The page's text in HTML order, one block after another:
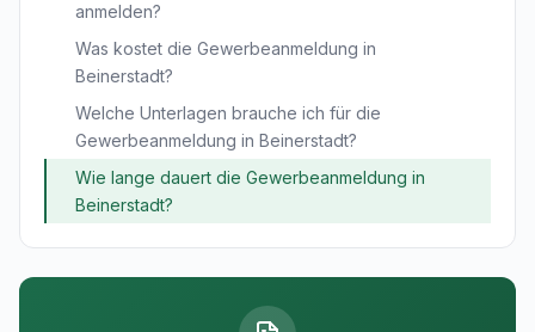
anmelden?
Was kostet die Gewerbeanmeldung in
Beinerstadt?
Welche Unterlagen brauche ich für die
Gewerbeanmeldung in Beinerstadt?
Wie lange dauert die Gewerbeanmeldung in
Beinerstadt?